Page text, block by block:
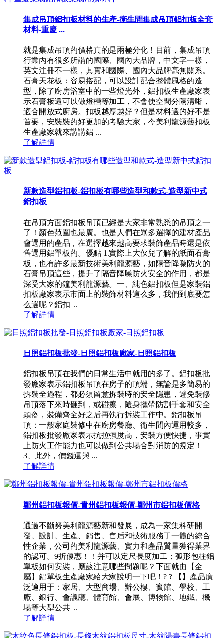
集成吊頂鋁扣板材料的生產-衛生間集成吊頂鋁扣板全套
材料-重慶 ...
就是集成吊頂的價格真的是兩極分化！目前，集成吊頂
行業內有很多所謂的國際、國內大品牌，中文字一樣，
英文注冊不一樣，其實和國際、國內大品牌毫無關系。
石膏天花板：容易搭配，可以設計配合整體風格的造
型，除了廚房浴室中的一些燈光外，鋁扣板生產廠家表
示石膏板還可以做燈槽等加工，不會使空間分隔清晰，
適合開放式廚房。扣板越厚越好？但是材料選的好不是
首要，安裝裝的好更加的考驗大家，今美利龍源藝扣板
生產廠家就來講講鋁 ...
了解詳情
新款造型鋁扣板-鋁扣板有哪些造型和款式-造型新中式
鋁扣板
在吊頂方面鋁扣板吊頂已經是大家非常熟悉的吊頂之一
了！顏色范圍也最廣。也是人們在眾多選擇的建材產品
會選用的產品，在選擇越來越高要求裝飾產品時還是依
舊選用鋁單板的。優點 1.實際上大伙兒了解的紙面石膏
板，也有許多最新技術美利龍源藝，如隔音降噪防火的
石膏吊頂這些，提升了隔音降噪防火安全的作用，都是
深受大家的鐘美利龍源藝。一、純色鋁扣板但是家裝鋁
扣板廠家表示市面上的裝飾材料這么多，我們到底要怎
么選呢？鋁扣 ...
了解詳情
日照鋁扣板批發-日照鋁扣板廠家-日照鋁扣板
鋁扣板吊頂在我們的日常生活中就用的多了。鋁扣板批
發廠家表示鋁扣板吊頂在房子的頂端，無論是多簡易的
拆裝全過程，都必須留意拆裝時的安全隱患，避免裝修
吊頂落下來時砸到，或碰擦，隨身攜帶防割手套和安全
頭盔，裝備齊全好之后再執行拆裝工作中。鋁扣板吊
頂：一般家庭裝修中在廚房餐廳、衛生間內運用較多，
鋁扣板批發廠家表示抗拉強度高，安裝方便快捷，事實
上防火工作能力也可以做到公共場合對消防的規定！
3、此外，價錢還與 ...
了解詳情
鄭州鋁扣板報價-貴州鋁扣板報價-鄭州市鋁扣板價格
通過不斷努美利龍源藝新和發展，成為一家集科研開
發、設計、生產、銷售、售后和技術服務于一體的綜合
性企業，公司的美利龍源藝、實力和產品質量獲得業界
的認可。9折優惠！！并可以定尺長度加工；弧形包柱鋁
單板如何安裝，應該注意哪些問題呢？下面就由【金
屬】鋁單板生產廠家給大家說明一下吧！? ? 【】產品廣
泛適用于：家居、大型商場、辦公樓、賓館、學校、工
廠、銀行、會議廳、體育館、會展、博物館、地鐵、機
場等大型公共 ...
了解詳情